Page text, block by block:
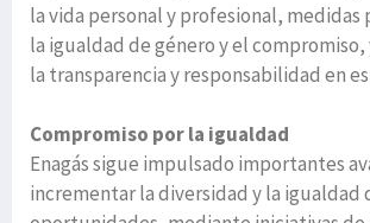
la vida personal y profesional, medidas
la igualdad de género y el
la transparencia y responsabilidad en
Compromiso por la igualdad
Enagás sigue impulsado importantes
incrementar la diversidad y la igualdad